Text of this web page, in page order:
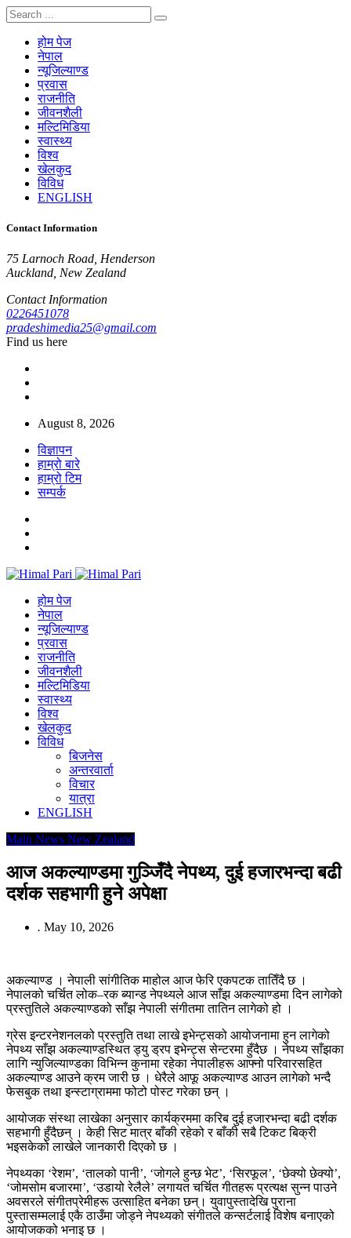
होम पेज
नेपाल
न्यूजिल्याण्ड
प्रवास
राजनीति
जीवनशैली
मल्टिमिडिया
स्वास्थ्य
विश्व
खेलकुद
विविध
ENGLISH
Contact Information
75 Larnoch Road, Henderson
Auckland, New Zealand
Contact Information
0226451078
pradeshimedia25@gmail.com
Find us here
August 8, 2026
विज्ञापन
हाम्रो बारे
हाम्रो टिम
सम्पर्क
होम पेज
नेपाल
न्यूजिल्याण्ड
प्रवास
राजनीति
जीवनशैली
मल्टिमिडिया
स्वास्थ्य
विश्व
खेलकुद
विविध
बिजनेस
अन्तरवार्ता
विचार
यात्रा
ENGLISH
Main News New Zealand
आज अकल्याण्डमा गुञ्जिँदै नेपथ्य, दुई हजारभन्दा बढी
दर्शक सहभागी हुने अपेक्षा
. May 10, 2026
अकल्याण्ड । नेपाली सांगीतिक माहोल आज फेरि एकपटक तातिँदै छ ।
नेपालको चर्चित लोक–रक ब्यान्ड नेपथ्यले आज साँझ अकल्याण्डमा दिन लागेको
प्रस्तुतिले अकल्याण्डको साँझ नेपाली संगीतमा तातिन लागेको हो ।
ग्रेस इन्टरनेशनलको प्रस्तुति तथा लाखे इभेन्ट्सको आयोजनामा हुन लागेको
नेपथ्य साँझ अकल्याण्डस्थित ड्यु ड्रप इभेन्ट्स सेन्टरमा हुँदैछ । नेपथ्य साँझका
लागि न्युजिल्याण्डका विभिन्न कुनामा रहेका नेपालीहरू आफ्नो परिवारसहित
अकल्याण्ड आउने क्रम जारी छ । धेरैले आफू अकल्याण्ड आउन लागेको भन्दै
फेसबुक तथा इन्स्टाग्राममा फोटो पोस्ट गरेका छन् ।
आयोजक संस्था लाखेका अनुसार कार्यक्रममा करिब दुई हजारभन्दा बढी दर्शक
सहभागी हुँदैछन् । केही सिट मात्र बाँकी रहेको र बाँकी सबै टिकट बिक्री
भइसकेको लाखेले जानकारी दिएको छ ।
नेपथ्यका ‘रेशम’, ‘तालको पानी’, ‘जोगले हुन्छ भेट’, ‘सिरफूल’, ‘छेक्यो छेक्यो’,
‘जोमसोम बजारमा’, ‘उडायो रेलैले’ लगायत चर्चित गीतहरू प्रत्यक्ष सुन्न पाउने
अवसरले संगीतप्रेमीहरू उत्साहित बनेका छन्। युवापुस्तादेखि पुराना
पुस्तासम्मलाई एकै ठाउँमा जोड्ने नेपथ्यको संगीतले कन्सर्टलाई विशेष बनाएको
आयोजकको भनाइ छ ।